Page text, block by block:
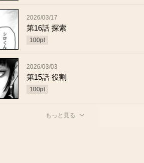
2026/03/17
第16話 探索
100pt
2026/03/03
第15話 役割
100pt
もっと見る